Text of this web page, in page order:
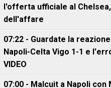
l'offerta ufficiale al
dell'affare
07:22 - Guardate la
Napoli-Celta Vigo 1-1 e
VIDEO
07:00 - Malcuit a Napoli